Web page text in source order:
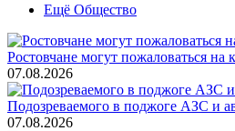
Ещё Общество
Ростовчане могут пожаловаться
07.08.2026
Подозреваемого в поджоге АЗС и
07.08.2026